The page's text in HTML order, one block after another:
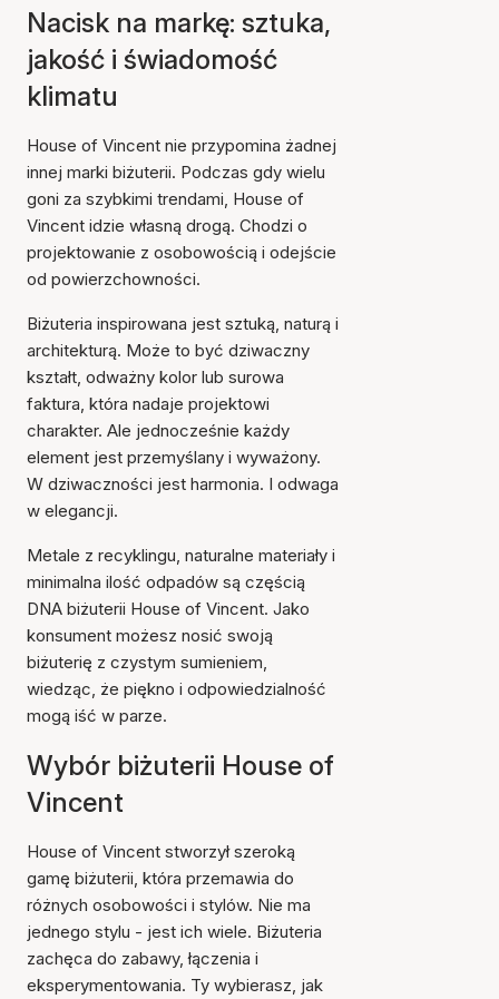
Nacisk na markę: sztuka,
jakość i świadomość
klimatu
House of Vincent nie przypomina żadnej
innej marki biżuterii. Podczas gdy wielu
goni za szybkimi trendami, House of
Vincent idzie własną drogą. Chodzi o
projektowanie z osobowością i odejście
od powierzchowności.
Biżuteria inspirowana jest sztuką, naturą i
architekturą. Może to być dziwaczny
kształt, odważny kolor lub surowa
faktura, która nadaje projektowi
charakter. Ale jednocześnie każdy
element jest przemyślany i wyważony.
W dziwaczności jest harmonia. I odwaga
w elegancji.
Metale z recyklingu, naturalne materiały i
minimalna ilość odpadów są częścią
DNA biżuterii House of Vincent. Jako
konsument możesz nosić swoją
biżuterię z czystym sumieniem,
wiedząc, że piękno i odpowiedzialność
mogą iść w parze.
Wybór biżuterii House of
Vincent
House of Vincent stworzył szeroką
gamę biżuterii, która przemawia do
różnych osobowości i stylów. Nie ma
jednego stylu - jest ich wiele. Biżuteria
zachęca do zabawy, łączenia i
eksperymentowania. Ty wybierasz, jak